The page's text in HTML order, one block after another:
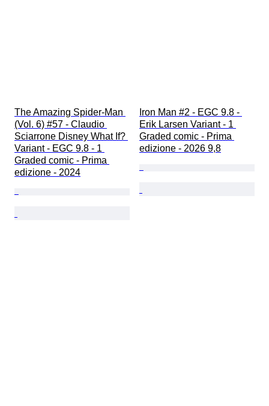
The Amazing Spider-Man
(Vol. 6) #57 - Claudio
Sciarrone Disney What If?
Variant - EGC 9.8 - 1
Graded comic - Prima
edizione - 2024
Iron Man #2 - EGC 9.8 -
Erik Larsen Variant - 1
Graded comic - Prima
edizione - 2026 9,8